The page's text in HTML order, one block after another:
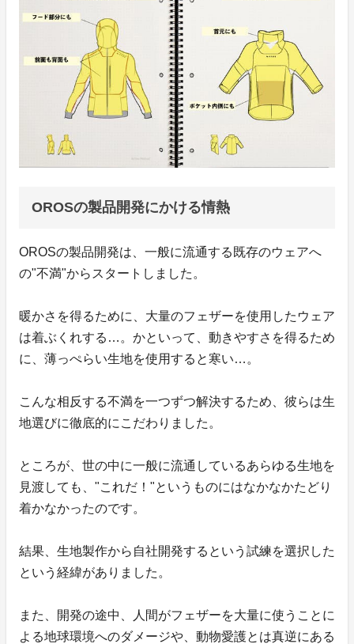
OROSの製品開発にかける情熱
OROSの製品開発は、一般に流通する既存のウェアへ
の"不満"からスタートしました。
暖かさを得るために、大量のフェザーを使用したウェア
は着ぶくれする…。かといって、動きやすさを得るため
に、薄っぺらい生地を使用すると寒い…。
こんな相反する不満を一つずつ解決するため、彼らは生
地選びに徹底的にこだわりました。
ところが、世の中に一般に流通しているあらゆる生地を
見渡しても、"これだ！"というものにはなかなかたどり
着かなかったのです。
結果、生地製作から自社開発するという試練を選択した
という経緯がありました。
また、開発の途中、人間がフェザーを大量に使うことに
よる地球環境へのダメージや、動物愛護とは真逆にある